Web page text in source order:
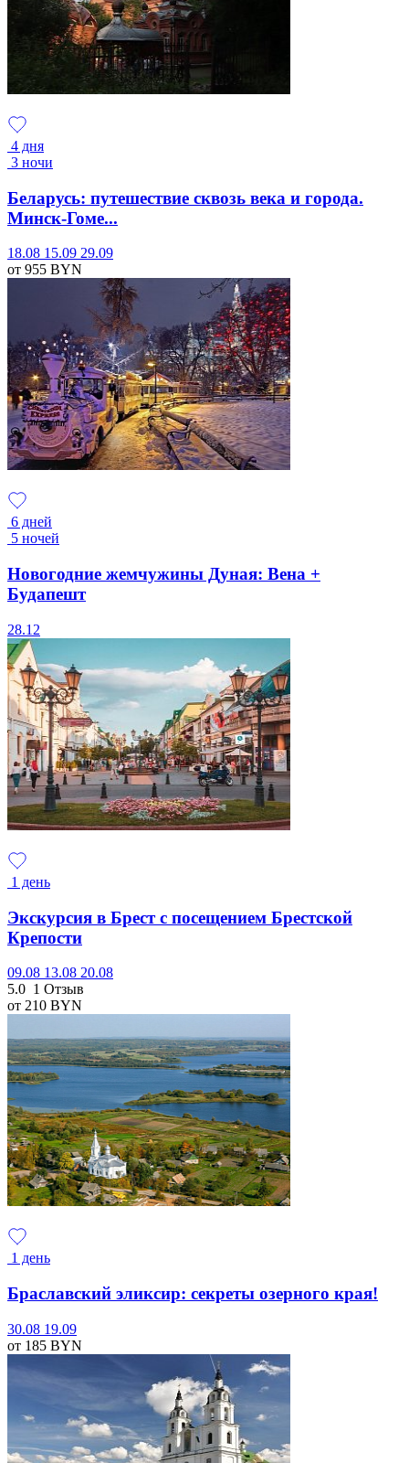
4 дня
3 ночи
Беларусь: путешествие сквозь века и города.
Минск-Гоме...
18.08 15.09 29.09
от 955 BYN
6 дней
5 ночей
Новогодние жемчужины Дуная: Вена +
Будапешт
28.12
1 день
Экскурсия в Брест с посещением Брестской
Крепости
09.08 13.08 20.08
5.0 1 Отзыв
от 210 BYN
1 день
Браславский эликсир: секреты озерного края!
30.08 19.09
от 185 BYN